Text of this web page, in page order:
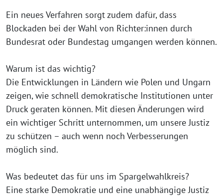
Ein neues Verfahren sorgt zudem dafür, dass
Blockaden bei der Wahl von Richter:innen durch
Bundesrat oder Bundestag umgangen werden können.
Warum ist das wichtig?
Die Entwicklungen in Ländern wie Polen und Ungarn
zeigen, wie schnell demokratische Institutionen unter
Druck geraten können. Mit diesen Änderungen wird
ein wichtiger Schritt unternommen, um unsere Justiz
zu schützen – auch wenn noch Verbesserungen
möglich sind.
Was bedeutet das für uns im Spargelwahlkreis?
Eine starke Demokratie und eine unabhängige Justiz